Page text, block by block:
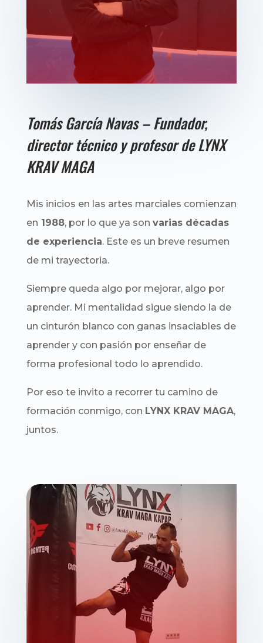
Tomás García Navas – Fundador,
director técnico y profesor de LYNX
KRAV MAGA
Mis inicios en las artes marciales comienzan
en 1988, por lo que ya son varias décadas
de experiencia. Este es un breve resumen
de mi trayectoria.
Siempre queda algo por mejorar, algo por
aprender. Mi mentalidad sigue siendo la de
un cinturón blanco con ganas insaciables de
aprender y con pasión por enseñar de
forma profesional todo lo aprendido.
Por eso te invito a recorrer tu camino de
formación conmigo, con LYNX KRAV MAGA,
juntos.